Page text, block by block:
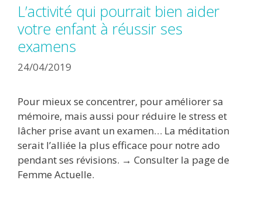
L’activité qui pourrait bien aider
votre enfant à réussir ses
examens
24/04/2019
Pour mieux se concentrer, pour améliorer sa
mémoire, mais aussi pour réduire le stress et
lâcher prise avant un examen… La méditation
serait l’alliée la plus efficace pour notre ado
pendant ses révisions. → Consulter la page de
Femme Actuelle.